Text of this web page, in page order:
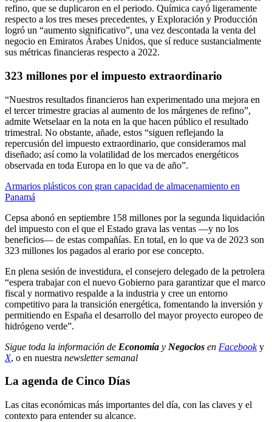
refino, que se duplicaron en el periodo. Química cayó ligeramente
respecto a los tres meses precedentes, y Exploración y Producción
logró un “aumento significativo”, una vez descontada la venta del
negocio en Emiratos Árabes Unidos, que sí reduce sustancialmente
sus métricas financieras respecto a 2022.
323 millones por el impuesto extraordinario
“Nuestros resultados financieros han experimentado una mejora en
el tercer trimestre gracias al aumento de los márgenes de refino”,
admite Wetselaar en la nota en la que hacen público el resultado
trimestral. No obstante, añade, estos “siguen reflejando la
repercusión del impuesto extraordinario, que consideramos mal
diseñado; así como la volatilidad de los mercados energéticos
observada en toda Europa en lo que va de año”.
Armarios plásticos con gran capacidad de almacenamiento en
Panamá
Cepsa abonó en septiembre 158 millones por la segunda liquidación
del impuesto con el que el Estado grava las ventas —y no los
beneficios— de estas compañías. En total, en lo que va de 2023 son
323 millones los pagados al erario por ese concepto.
En plena sesión de investidura, el consejero delegado de la petrolera
“espera trabajar con el nuevo Gobierno para garantizar que el marco
fiscal y normativo respalde a la industria y cree un entorno
competitivo para la transición energética, fomentando la inversión y
permitiendo en España el desarrollo del mayor proyecto europeo de
hidrógeno verde”.
Sigue toda la información de Economía y Negocios en Facebooky
X, o en nuestra newsletter semanal
La agenda de Cinco Días
Las citas económicas más importantes del día, con las claves y el
contexto para entender su alcance.